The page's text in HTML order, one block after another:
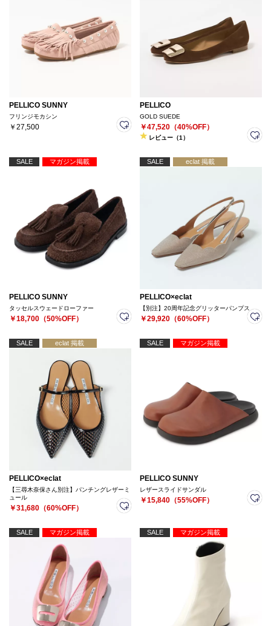
PELLICO SUNNY
フリンジモカシン
￥27,500
PELLICO
GOLD SUEDE
￥47,520（40%OFF）
レビュー（1）
SALE マガジン掲載
PELLICO SUNNY
タッセルスウェードローファー
￥18,700（50%OFF）
SALE eclat 掲載
PELLICO×eclat
【別注】20周年記念グリッターパンプス
￥29,920（60%OFF）
SALE eclat 掲載
PELLICO×eclat
【三尋木奈保さん別注】パンチングレザーミ
ュール
￥31,680（60%OFF）
SALE マガジン掲載
PELLICO SUNNY
レザースライドサンダル
￥15,840（55%OFF）
SALE マガジン掲載 SALE マガジン掲載